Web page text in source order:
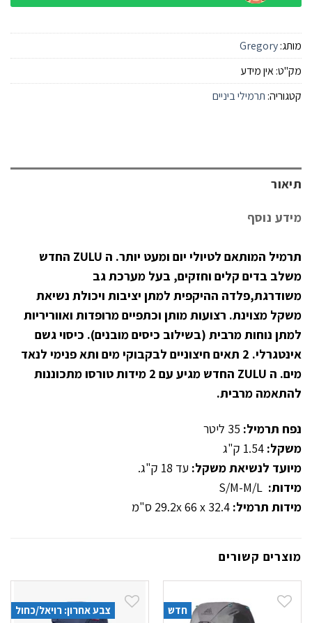
מותג:Gregory
מק"ט:אין מידע
קטגוריה: תרמילי ביניים
תיאור
מידע נוסף
תרמיל המותאם לטיולי יום ומעט יותר. ה ZULU החדש
משלב בדים קלים וחזקים, בעל מערכת גב
משודרגת,פלדה ההיקפית למתן יציבות ויכולת נשיאת
משקל מצוינת. רצועות מותן וכתפיים מרופדות ואווריריות
למתן נוחות מרבית (בשילוב כיסים מובנים). כיסוי גשם
אינטגרלי. 2 תאים חיצוניים לבקבוקי מים ותא פנימי לנאד
מים. ה ZULU
החדש מגיע עם 2 מידות טורסו מתכוננות
להתאמה מרבית.
נפח תרמיל:
משקל:
מיועד לנשיאת משקל: עד 18 ק"ג.
מידות:
מידות תרמיל:
מוצרים קשורים
חדש צבע אחרון: רויאל/כחול